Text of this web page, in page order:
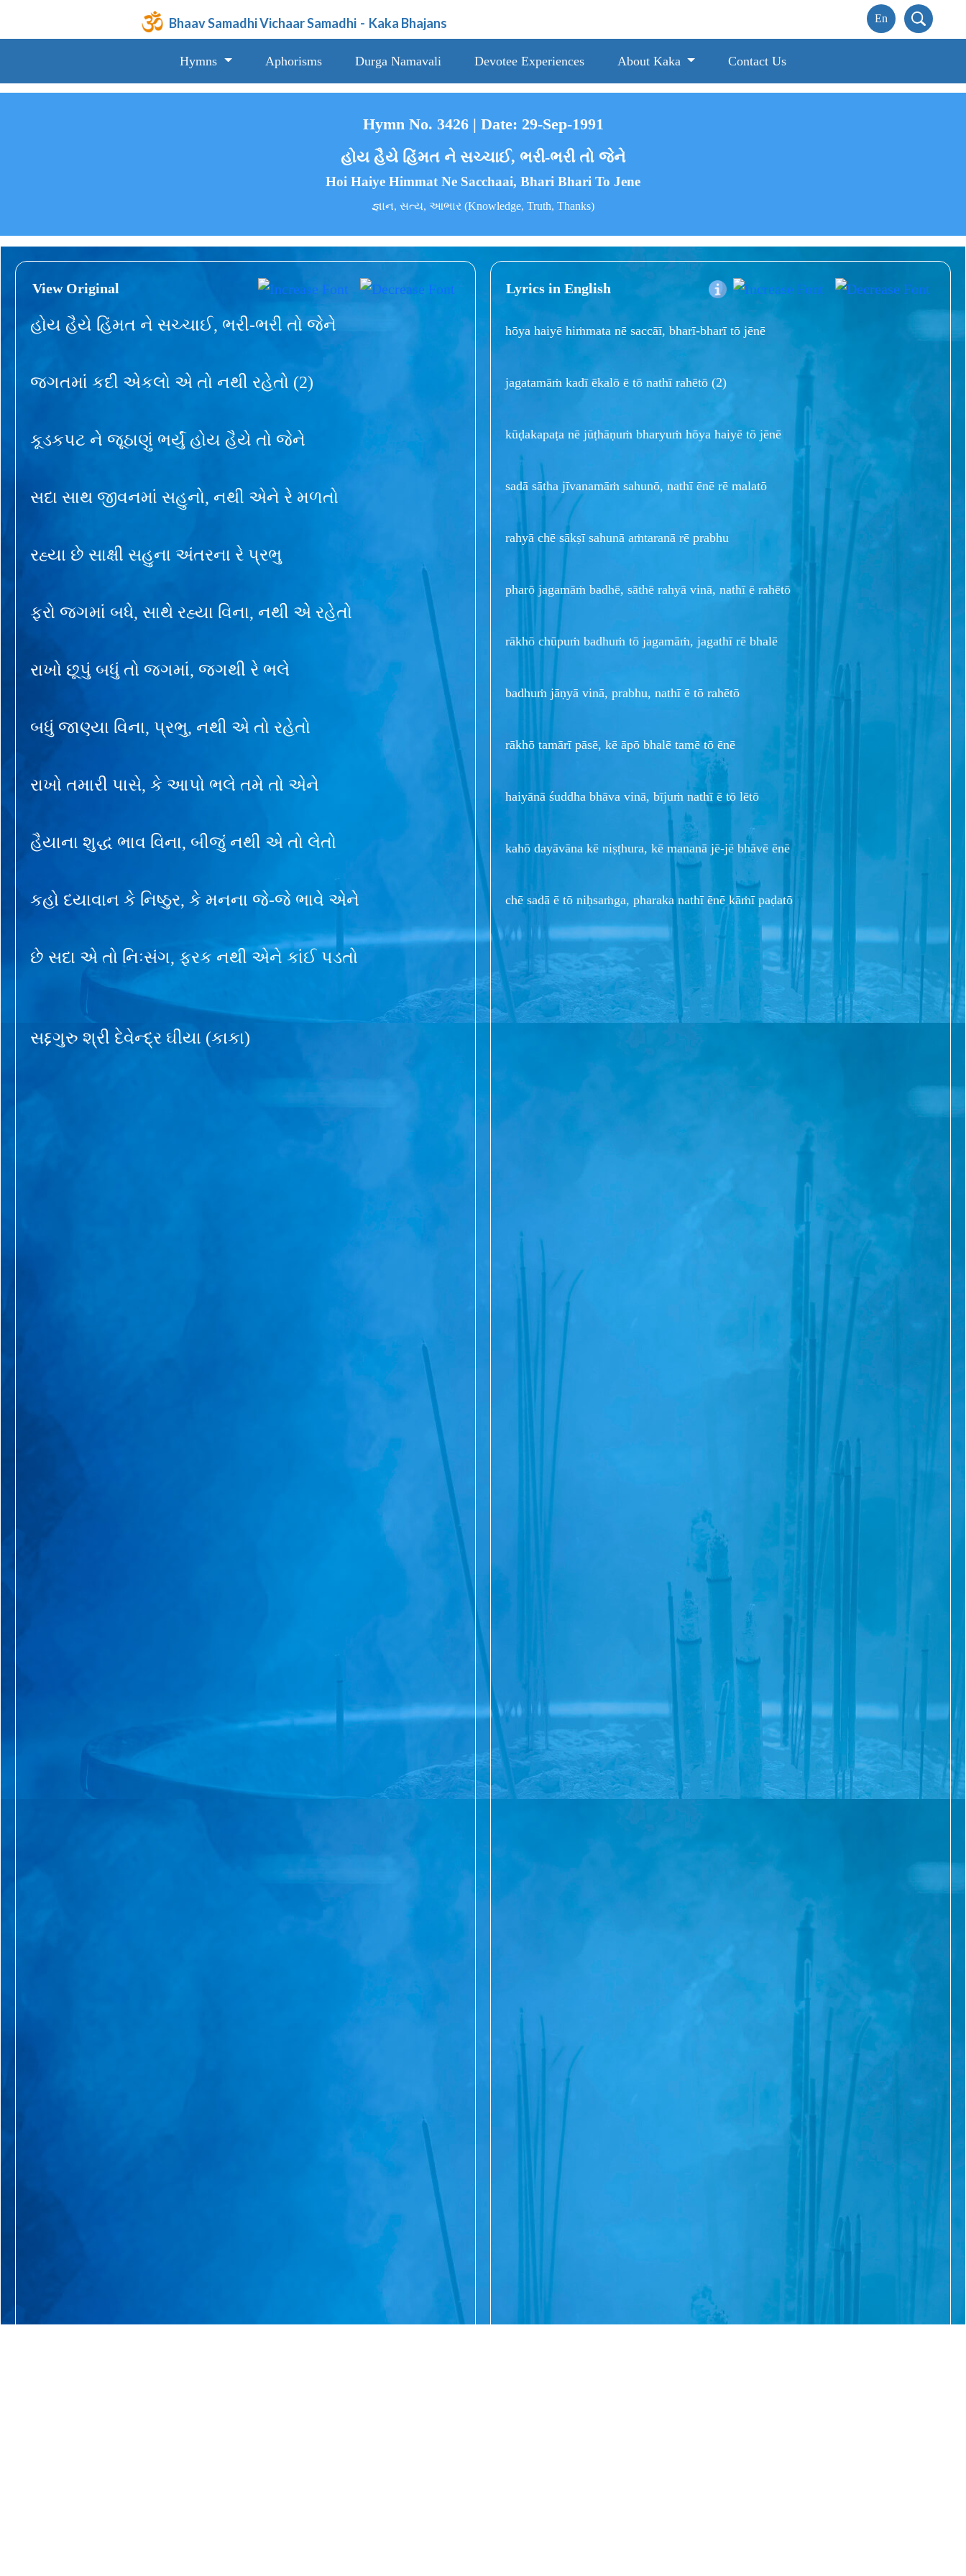
Bhaav Samadhi Vichaar Samadhi - Kaka Bhajans
Hymns Aphorisms Durga Namavali Devotee Experiences About Kaka Contact Us
Hymn No. 3426 | Date: 29-Sep-1991
હોય હૈયે હિંમત ને સચ્ચાઈ, ભરી-ભરી તો જેને
Hoi Haiye Himmat Ne Sacchaai, Bhari Bhari To Jene
જ્ઞાન, સત્ય, આભાર (Knowledge, Truth, Thanks)
View Original
હોય હૈયે હિંમત ને સચ્ચાઈ, ભરી-ભરી તો જેને
જગતમાં કદી એકલો એ તો નથી રહેતો (2)
કૂડકપટ ને જૂઠાણું ભર્યું હોય હૈયે તો જેને
સદા સાથ જીવનમાં સહુનો, નથી એને રે મળતો
રહ્યા છે સાક્ષી સહુના અંતરના રે પ્રભુ
ફરો જગમાં બધે, સાથે રહ્યા વિના, નથી એ રહેતો
રાખો છૂપું બધું તો જગમાં, જગથી રે ભલે
બધું જાણ્યા વિના, પ્રભુ, નથી એ તો રહેતો
રાખો તમારી પાસે, કે આપો ભલે તમે તો એને
હૈયાના શુદ્ધ ભાવ વિના, બીજું નથી એ તો લેતો
કહો દયાવાન કે નિષ્ઠુર, કે મનના જે-જે ભાવે એને
છે સદા એ તો નિઃસંગ, ફરક નથી એને કાંઈ પડતો
સદ્દગુરુ શ્રી દેવેન્દ્ર ઘીયા (કાકા)
Lyrics in English
hōya haiyē hiṁmata nē saccāī, bharī-bharī tō jēnē
jagatamāṁ kadī ēkalō ē tō nathī rahētō (2)
kūḍakapaṭa nē jūṭhāṇuṁ bharyuṁ hōya haiyē tō jēnē
sadā sātha jīvanamāṁ sahunō, nathī ēnē rē malatō
rahyā chē sākṣī sahunā aṁtaranā rē prabhu
pharō jagamāṁ badhē, sāthē rahyā vinā, nathī ē rahētō
rākhō chūpuṁ badhuṁ tō jagamāṁ, jagathī rē bhalē
badhuṁ jāṇyā vinā, prabhu, nathī ē tō rahētō
rākhō tamārī pāsē, kē āpō bhalē tamē tō ēnē
haiyānā śuddha bhāva vinā, bījuṁ nathī ē tō lētō
kahō dayāvāna kē niṣṭhura, kē mananā jē-jē bhāvē ēnē
chē sadā ē tō niḥsaṁga, pharaka nathī ēnē kāṁī paḍatō